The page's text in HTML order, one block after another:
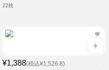
22枚
¥1,388(税込¥1,526.8)